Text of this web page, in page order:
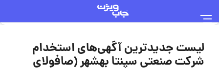
لیست جدیدترین آگهی‌های استخدام
شرکت صنعتی سپنتا بهشهر (صافولای